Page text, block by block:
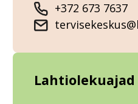
+372 673 7637
Lahtiolekuajad